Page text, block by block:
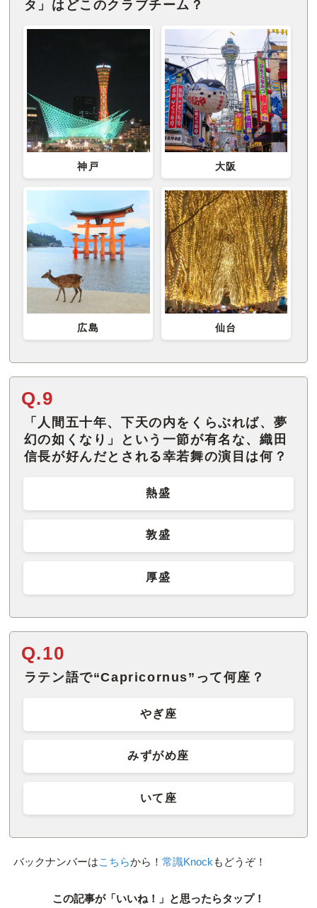
タ」はどこのクラブチーム？
神戸 大阪
広島 仙台
Q.9
「人間五十年、下天の内をくらぶれば、夢
幻の如くなり」という一節が有名な、織田
信長が好んだとされる幸若舞の演目は何？
熱盛
敦盛
厚盛
Q.10
ラテン語で“Capricornus”って何座？
やぎ座
みずがめ座
いて座
バックナンバーはこちらから！ 常識Knock もどうぞ！
この記事が「いいね！」と思ったらタップ！